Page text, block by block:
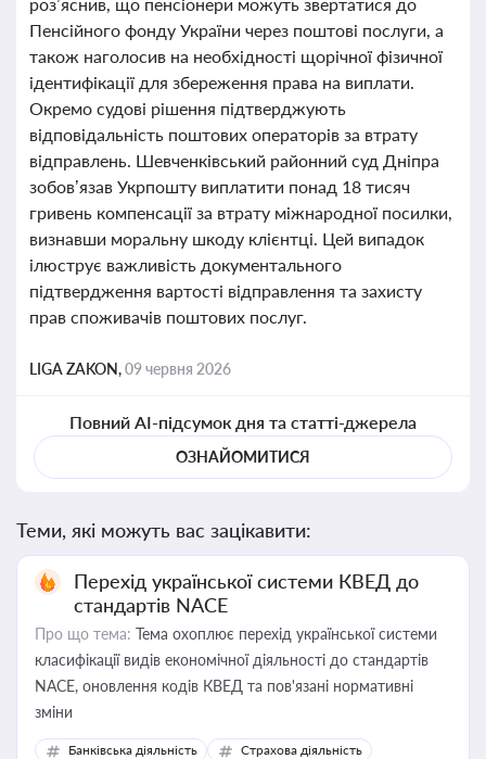
Пенсійного фонду України через поштові послуги, а
також наголосив на необхідності щорічної фізичної
ідентифікації для збереження права на виплати.
Окремо судові рішення підтверджують
відповідальність поштових операторів за втрату
відправлень. Шевченківський районний суд Дніпра
зобов’язав Укрпошту виплатити понад 18 тисяч
гривень компенсації за втрату міжнародної посилки,
визнавши моральну шкоду клієнтці. Цей випадок
ілюструє важливість документального
підтвердження вартості відправлення та захисту
прав споживачів поштових послуг.
LIGA ZAKON,09 червня 2026
Повний AI-підсумок дня та статті-джерела
ОЗНАЙОМИТИСЯ
Теми, які можуть вас зацікавити:
Перехід української системи КВЕД до
стандартів NACE
Про що тема: Тема охоплює перехід української системи
класифікації видів економічної діяльності до стандартів
NACE, оновлення кодів КВЕД та пов'язані нормативні
зміни
Банківська діяльність
Страхова діяльність